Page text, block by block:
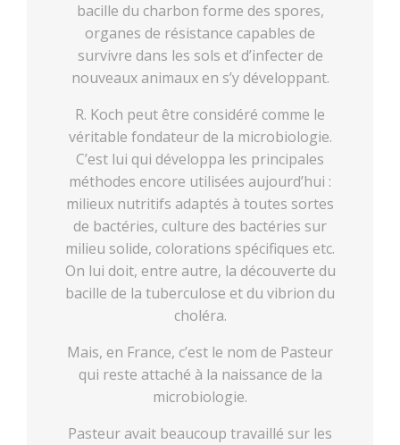
bacille du charbon forme des spores,
organes de résistance capables de
survivre dans les sols et d’infecter de
nouveaux animaux en s’y développant.
R. Koch peut être considéré comme le
véritable fondateur de la microbiologie.
C’est lui qui développa les principales
méthodes encore utilisées aujourd’hui :
milieux nutritifs adaptés à toutes sortes
de bactéries, culture des bactéries sur
milieu solide, colorations spécifiques etc.
On lui doit, entre autre, la découverte du
bacille de la tuberculose et du vibrion du
choléra.
Mais, en France, c’est le nom de Pasteur
qui reste attaché à la naissance de la
microbiologie.
Pasteur avait beaucoup travaillé sur les